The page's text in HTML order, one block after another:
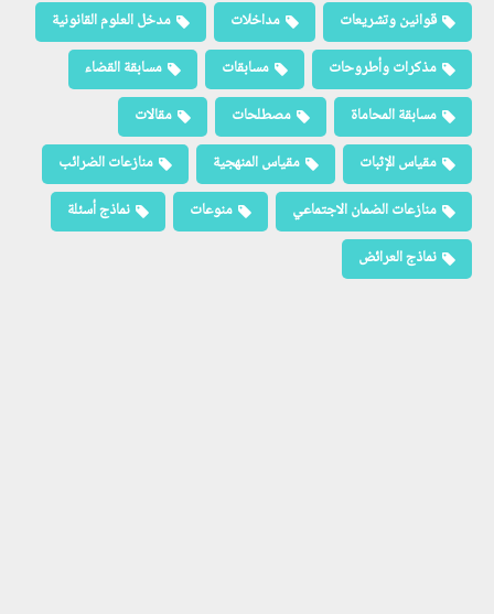
قوانين وتشريعات
مداخلات
مدخل العلوم القانونية
مذكرات وأطروحات
مسابقات
مسابقة القضاء
مسابقة المحاماة
مصطلحات
مقالات
مقياس الإثبات
مقياس المنهجية
منازعات الضرائب
منازعات الضمان الاجتماعي
منوعات
نماذج أسئلة
نماذج العرائض